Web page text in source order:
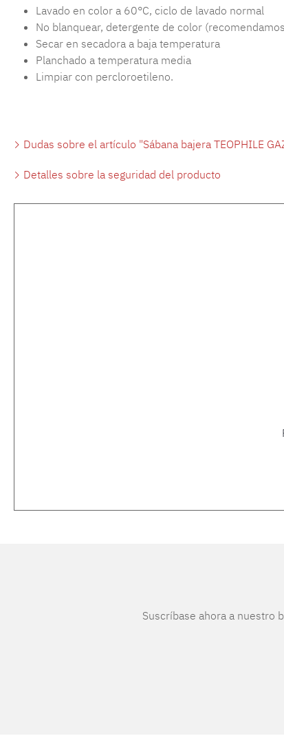
Lavado en color a 60°C, ciclo de lavado normal
No blanquear, detergente de color
Secar en secadora a baja temperatura
Planchado a temperatura media
Limpiar con percloroetileno.
Dudas sobre el artículo "Sábana bajera TEOPHILE
Detalles sobre la seguridad del producto
Suscríbase ahora a nuestro